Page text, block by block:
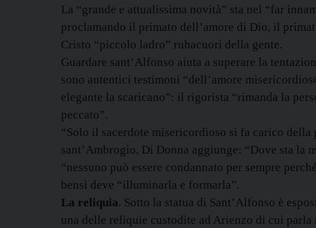
La “grande e attualissima novità” sta nel “far
proclamando il primato dell’amore di Dio, il
Cristo “piccolo ladro” rubacuori della gente.
Guardare sant’Alfonso aiuta a superare la
sono autentici testimoni “dell’amore
elegante la scaricano”: il rigorista “rimanda la
peccato”.
“Solo il sacerdote misericordioso si fa carico
sant’Ambrogio, Di Donna aggiunge: “Dove sta la
“nessuno può essere condannato per sempre
bensì deve “illuminarla e formarla”.
La reliquia. Sotto la statua di Sant’Alfonso è
una delle reliquie custodite ad Arienzo di cui